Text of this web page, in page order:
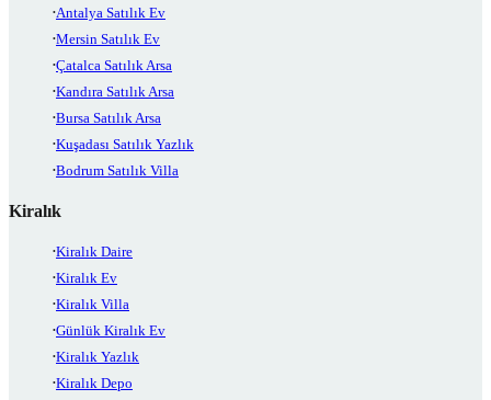
Antalya Satılık Ev
Mersin Satılık Ev
Çatalca Satılık Arsa
Kandıra Satılık Arsa
Bursa Satılık Arsa
Kuşadası Satılık Yazlık
Bodrum Satılık Villa
Kiralık
Kiralık Daire
Kiralık Ev
Kiralık Villa
Günlük Kiralık Ev
Kiralık Yazlık
Kiralık Depo